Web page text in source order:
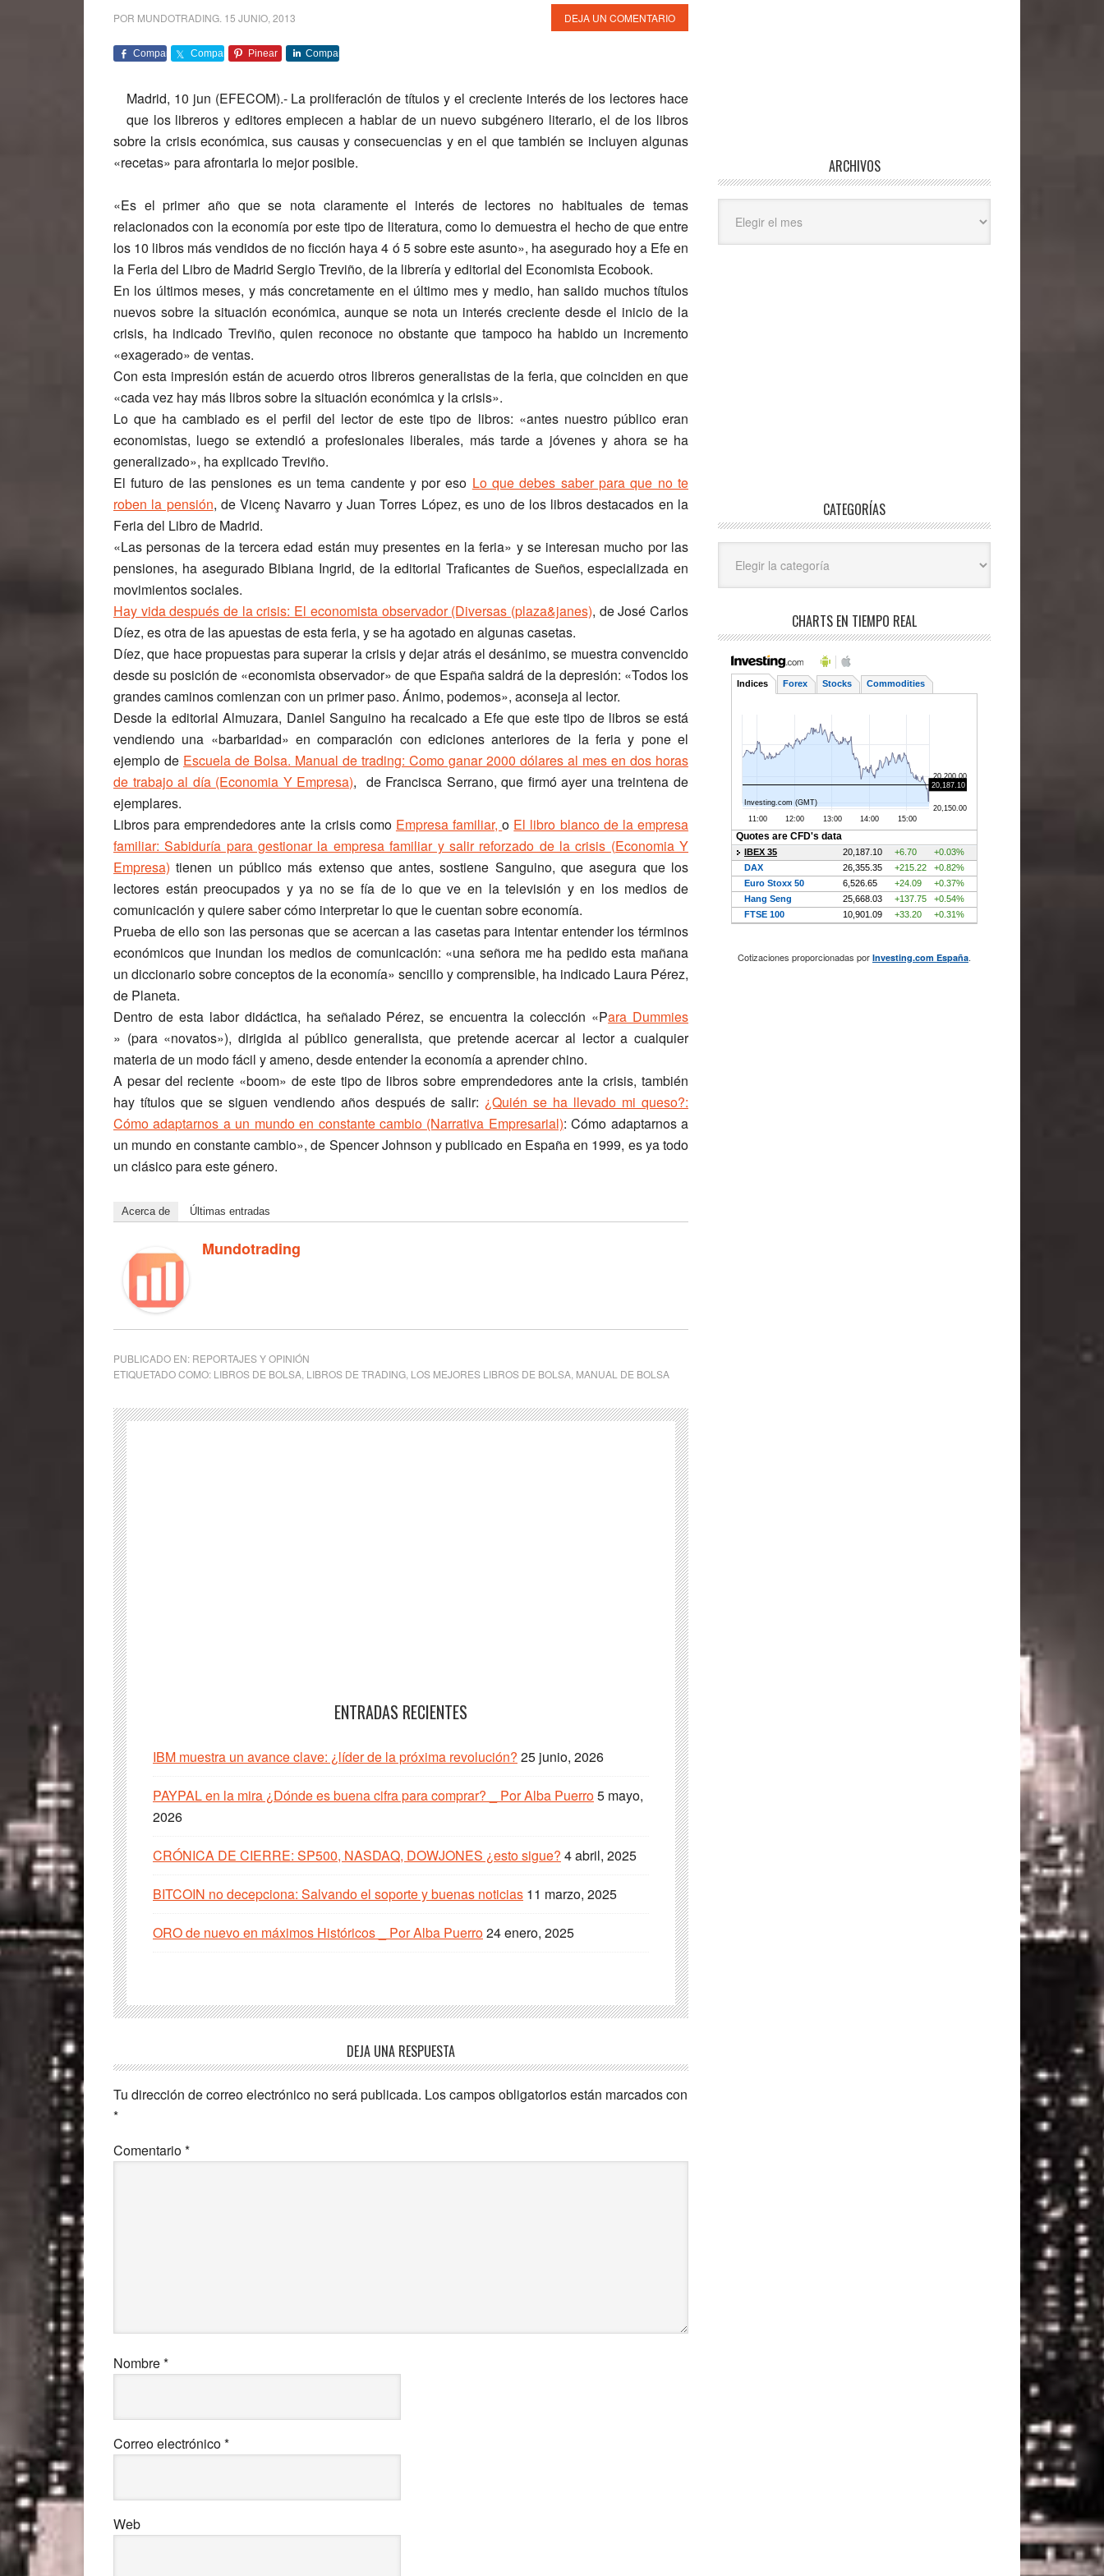
POR MUNDOTRADING 15 JUNIO, 2013 DEJA UN COMENTARIO
Comparte Comparte Pinear Comparte
Madrid, 10 jun (EFECOM).- La proliferación de títulos y el creciente interés de los lectores hace
que los libreros y editores empiecen a hablar de un nuevo subgénero literario, el de los libros
sobre la crisis económica, sus causas y consecuencias y en el que también se incluyen algunas
«recetas» para afrontarla lo mejor posible.
«Es el primer año que se nota claramente el interés de lectores no habituales de temas
relacionados con la economía por este tipo de literatura, como lo demuestra el hecho de queentre
los 10 libros más vendidos de no ficción haya 4 ó 5 sobre este asunto», ha asegurado hoy a Efe en
la Feria del Libro de Madrid Sergio Treviño, de la librería y editorial del Economista Ecobook.
En los últimos meses, y más concretamente en el último mes y medio, han salido muchos títulos
nuevos sobre la situación económica, aunque se nota un interés creciente desde el inicio de la
crisis, ha indicado Treviño, quien reconoce no obstante que tampoco ha habido un incremento
«exagerado» de ventas.
Con esta impresión están de acuerdo otros libreros generalistas de la feria, que coinciden en que
«cada vez hay más libros sobre la situación económica y la crisis».
Lo que ha cambiado es el perfil del lector de este tipo de libros: «antes nuestro público eran
economistas, luego se extendió a profesionales liberales, más tarde a jóvenes y ahora se ha
generalizado», ha explicado Treviño.
El futuro de las pensiones es un tema candente y por eso Lo que debes saber para que no te
roben la pensión, de Vicenç Navarro y Juan Torres López, es uno de los libros destacados en la
Feria del Libro de Madrid.
«Las personas de la tercera edad están muy presentes en la feria» y se interesan mucho por las
pensiones, ha asegurado Bibiana Ingrid, de la editorial Traficantes de Sueños, especializada en
movimientos sociales.
Hay vida después de la crisis: El economista observador (Diversas (plaza&janes), de José Carlos
Díez, es otra de las apuestas de esta feria, y se ha agotado en algunas casetas.
Díez, que hace propuestas para superar la crisis y dejar atrás el desánimo, se muestra convencido
desde su posición de «economista observador» de que España saldrá de la depresión: «Todos los
grandes caminos comienzan con un primer paso. Ánimo, podemos», aconseja al lector.
Desde la editorial Almuzara, Daniel Sanguino ha recalcado a Efe que este tipo de libros se está
vendiendo una «barbaridad» en comparación con ediciones anteriores de la feria y pone el
ejemplo de Escuela de Bolsa. Manual de trading: Como ganar 2000 dólares al mes en dos horas
de trabajo al día (Economia Y Empresa), de Francisca Serrano, que firmó ayer una treintena de
ejemplares.
Libros para emprendedores ante la crisis como Empresa familiar,o El libro blanco de la empresa
familiar: Sabiduría para gestionar la empresa familiar y salir reforzado de la crisis (Economia Y
Empresa) tienen un público más extenso que antes, sostiene Sanguino, que asegura que los
lectores están preocupados y ya no se fía de lo que ve en la televisión y en los medios de
comunicación y quiere saber cómo interpretar lo que le cuentan sobre economía.
Prueba de ello son las personas que se acercan a las casetas para intentar entender los términos
económicos que inundan los medios de comunicación: «una señora me ha pedido esta mañana
un diccionario sobre conceptos de la economía» sencillo y comprensible, ha indicado Laura Pérez,
de Planeta.
Dentro de esta labor didáctica, ha señalado Pérez, se encuentra la colección «Para Dummies
» (para «novatos»), dirigida al público generalista, que pretende acercar al lector a cualquier
materia de un modo fácil y ameno, desde entender la economía a aprender chino.
A pesar del reciente «boom» de este tipo de libros sobre emprendedores ante la crisis, también
hay títulos que se siguen vendiendo años después de salir: ¿Quién se ha llevado mi queso?:
Cómo adaptarnos a un mundo en constante cambio (Narrativa Empresarial): Cómo adaptarnos a
un mundo en constante cambio», de Spencer Johnson y publicado en España en 1999, es ya todo
un clásico para este género.
Acerca de Últimas entradas
Mundotrading
PUBLICADO EN: REPORTAJES Y OPINIÓN
ETIQUETADO COMO: LIBROS DE BOLSA LIBROS DE TRADING LOS MEJORES LIBROS DE BOLSA MANUAL DE BOLSA
ENTRADAS RECIENTES
IBM muestra un avance clave: ¿líder de la próxima revolución? 25 junio, 2026
PAYPAL en la mira ¿Dónde es buena cifra para comprar? _ Por Alba Puerro5 mayo,
2026
CRÓNICA DE CIERRE: SP500, NASDAQ, DOWJONES ¿esto sigue? 4 abril, 2025
BITCOIN no decepciona: Salvando el soporte y buenas noticias 11 marzo, 2025
ORO de nuevo en máximos Históricos _ Por Alba Puerro24 enero, 2025
con
los
lectores
DEJA UNA RESPUESTA
Tu dirección de correo electrónico no será publicada. Los campos obligatorios están marcados con
*
Comentario*
Nombre*
Correo electrónico*
Web
ARCHIVOS
CATEGORÍAS
CHARTS EN TIEMPO REAL
Cotizaciones proporcionadas por Investing.com España.